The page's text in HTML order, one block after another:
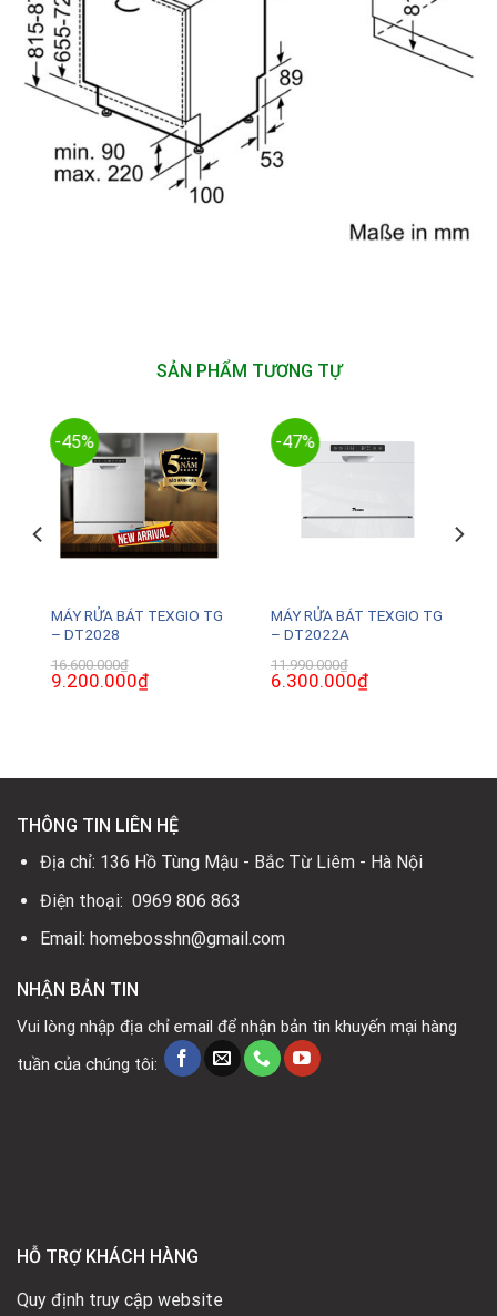
SẢN PHẨM TƯƠNG TỰ
-45%
MÁY RỬA BÁT TEXGIO TG
– DT2028
16.600.000₫
Giá
gốc
9.200.000₫Giá
hiện
-47%
MÁY RỬA BÁT TEXGIO TG
– DT2022A
11.990.000₫
Giá
gốc
6.300.000₫Giá
hiện
THÔNG TIN LIÊN HỆ
Địa chỉ: 136 Hồ Tùng Mậu - Bắc Từ Liêm - Hà Nội
Điện thoại: 0969 806 863
Email: homebosshn@gmail.com
NHẬN BẢN TIN
Vui lòng nhập địa chỉ email để nhận bản tin khuyến mại hàng
tuần của chúng tôi:
HỖ TRỢ KHÁCH HÀNG
Quy định truy cập website